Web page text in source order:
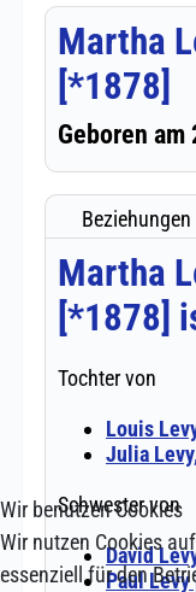
Wir benutzen Cookies
Wir nutzen Cookies
essenziell für den